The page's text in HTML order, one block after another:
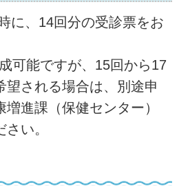
に、14回分の受診票をお
可能ですが、15回から17
望される場合は、別途申
進課（保健センター）
い。